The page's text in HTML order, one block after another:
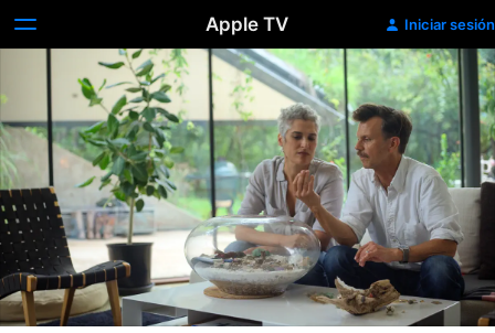
Apple TV Iniciar sesión